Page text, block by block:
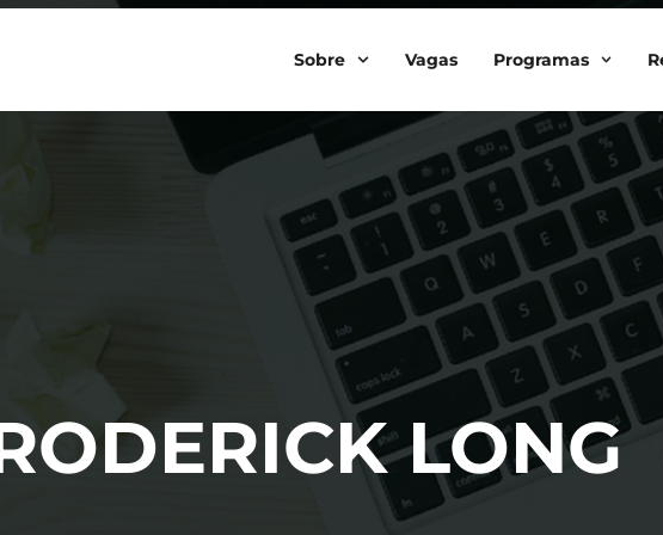
Sobre Vagas Programas
LONG